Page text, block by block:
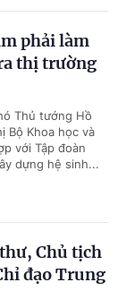
phải làm
thị trường
Thủ tướng Hồ
Bộ Khoa học và
với Tập đoàn
dựng hệ sinh...
Chủ tịch
đạo Trung